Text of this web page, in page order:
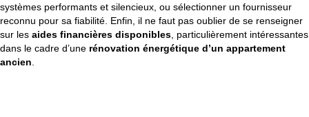
systèmes performants et silencieux, ou sélectionner un fournisseur
reconnu pour sa fiabilité. Enfin, il ne faut pas oublier de se renseigner
sur les aides financières disponibles , particulièrement intéressantes
dans le cadre d’une rénovation énergétique d’un appartement
ancien